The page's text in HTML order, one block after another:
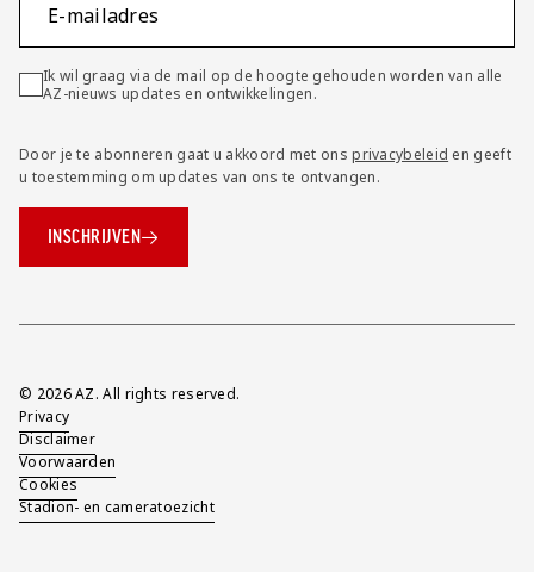
E-mailadres
Ik wil graag via de mail op de hoogte gehouden worden van alle
AZ-nieuws updates en ontwikkelingen.
Door je te abonneren gaat u akkoord met onsprivacybeleid en geeft
u toestemming om updates van ons te ontvangen.
INSCHRIJVEN
Overig
© 2026 AZ. All rights reserved.
Privacy
Disclaimer
Voorwaarden
Cookies
Stadion- en cameratoezicht